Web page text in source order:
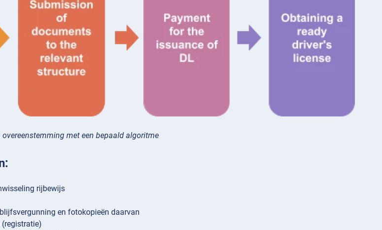
met een bepaald algoritme
rijbewijs
en fotokopieën daarvan